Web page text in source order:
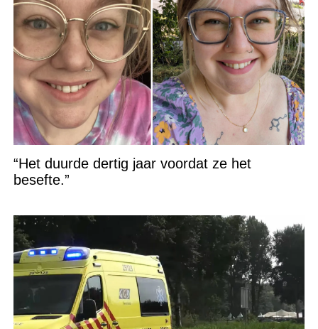
“Het duurde dertig jaar voordat ze het
besefte.”